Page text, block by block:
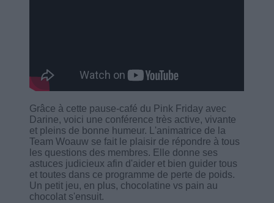
Grâce à cette pause-café du Pink Friday avec
Darine, voici une conférence très active, vivante
et pleins de bonne humeur. L'animatrice de la
Team Woauw se fait le plaisir de répondre à tous
les questions des membres. Elle donne ses
astuces judicieux afin d'aider et bien guider tous
et toutes dans ce programme de perte de poids.
Un petit jeu, en plus, chocolatine vs pain au
chocolat s'ensuit.